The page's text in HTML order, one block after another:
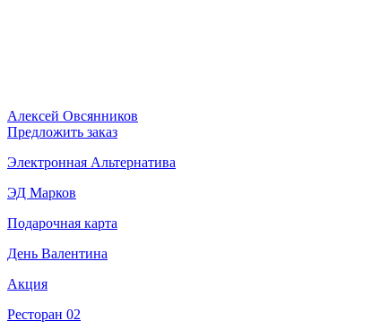
Алексей Овсянников
Предложить заказ
Электронная Альтернатива
ЭД Марков
Подарочная карта
День Валентина
Акция
Ресторан 02